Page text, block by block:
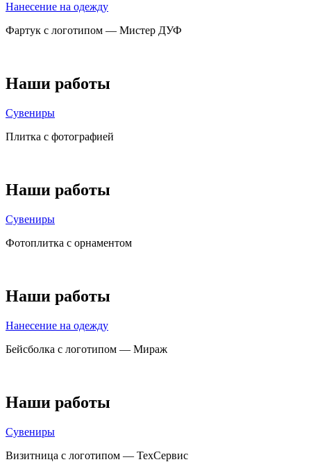
Нанесение на одежду
Фартук с логотипом — Мистер ДУФ
Наши работы
Сувениры
Плитка с фотографией
Наши работы
Сувениры
Фотоплитка с орнаментом
Наши работы
Нанесение на одежду
Бейсболка с логотипом — Мираж
Наши работы
Сувениры
Визитница с логотипом — ТехСервис